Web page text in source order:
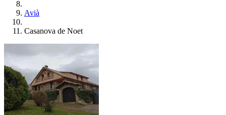
Avià
Casanova de Noet